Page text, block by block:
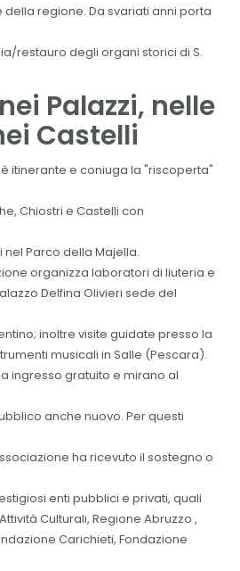
regione. Da svariati anni porta
restauro degli organi storici di S.
Palazzi, nelle
Castelli
itinerante e coniuga la "riscoperta"
Chiostri e Castelli con
Parco della Majella.
organizza laboratori di liuteria e
Delfina Olivieri sede del
inoltre visite guidate presso la
musicali in Salle (Pescara).
ingresso gratuito e mirano al
anche nuovo. Per questi
ha ricevuto il sostegno o
enti pubblici e privati, quali
Culturali, Regione Abruzzo ,
Carichieti, Fondazione